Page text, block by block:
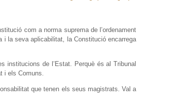
com a norma suprema de l’ordenament
la seva aplicabilitat, la Constitució encarrega
institucions de l’Estat. Perquè és al Tribunal
i els Comuns.
que tenen els seus magistrats. Val a